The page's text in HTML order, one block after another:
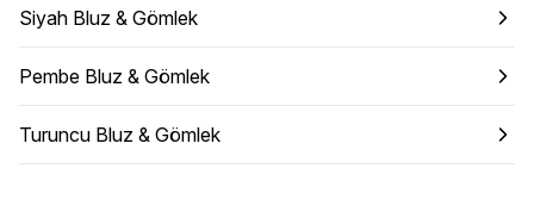
Siyah Bluz & Gömlek
Pembe Bluz & Gömlek
Turuncu Bluz & Gömlek